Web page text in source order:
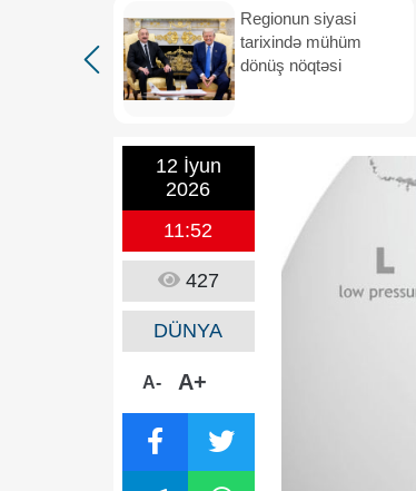
Regionun siyasi
tarixində mühüm
dönüş nöqtəsi
12 İyun
2026
11:52
427
DÜNYA
A- A+